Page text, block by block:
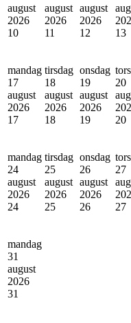
august
2026
10
august
2026
11
august
2026
12
13
mandag
17
august
2026
17
tirsdag
18
august
2026
18
onsdag
19
august
2026
19
20
20
mandag
24
august
2026
24
tirsdag
25
august
2026
25
onsdag
26
august
2026
26
27
27
mandag
31
august
2026
31